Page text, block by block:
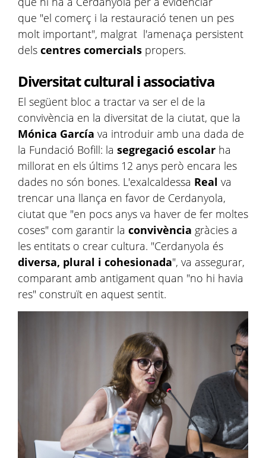
que "el comerç i la restauració tenen un pes
molt important", malgrat l'amenaça persistent
dels centres comercials propers.
Diversitat cultural i associativa
El següent bloc a tractar va ser el de la
convivència en la diversitat de la ciutat, que la
Mónica García va introduir amb una dada de
la Fundació Bofill: la segregació escolar ha
millorat en els últims 12 anys però encara les
dades no són bones. L'exalcaldessa Real va
trencar una llança en favor de Cerdanyola,
ciutat que "en pocs anys va haver de fer moltes
coses" com garantir la convivència gràcies a
les entitats o crear cultura. "Cerdanyola és
diversa, plural i cohesionada", va assegurar,
comparant amb antigament quan "no hi havia
res" construït en aquest sentit.